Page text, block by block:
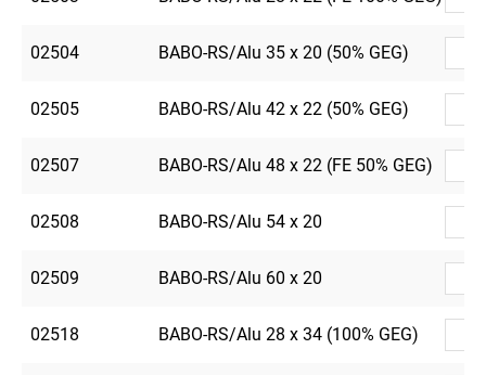
02504 BABO-RS/Alu 35 x 20 (50% GEG)
02505 BABO-RS/Alu 42 x 22 (50% GEG)
02507 BABO-RS/Alu 48 x 22 (FE 50% GEG)
02508 BABO-RS/Alu 54 x 20
02509 BABO-RS/Alu 60 x 20
02518 BABO-RS/Alu 28 x 34 (100% GEG)